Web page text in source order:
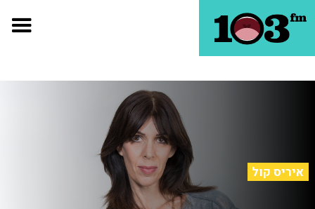
איריס קול